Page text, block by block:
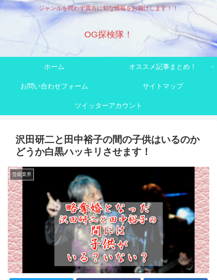
ジャンルを問わず貴方に旬な情報をお届けします！！
OG探検隊！
ホーム オススメ記事まとめ！
お問い合わせフォーム サイトマップ
ツイッターアカウント
沢田研二と田中裕子の間の子供はいるのか
どうか白黒ハッキリさせます！
芸能業界